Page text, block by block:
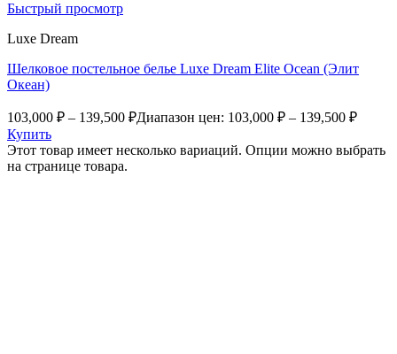
Быстрый просмотр
Luxe Dream
Шелковое постельное белье Luxe Dream Elite Ocean (Элит
Океан)
103,000 ₽ – 139,500 ₽Диапазон цен: 103,000 ₽ – 139,500 ₽
Купить
Этот товар имеет несколько вариаций. Опции можно выбрать
на странице товара.